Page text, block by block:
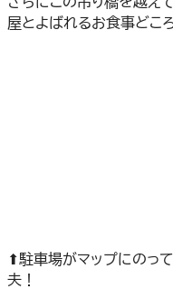
屋とよばれるお食事どこ
⬆駐車場がマップにのっ
夫！